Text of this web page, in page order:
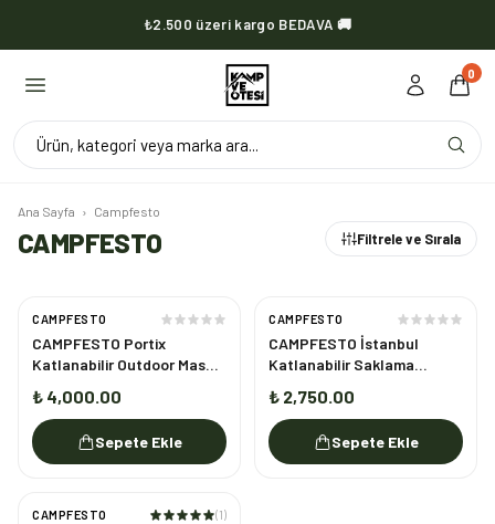
₺2.500 üzeri kargo BEDAVA 🚚
KVOX ürünlerinde kargo her zaman bedava 🔥
0
Ürün, kategori veya marka ara...
Ana Sayfa › Campfesto
CAMPFESTO Filtrele ve Sırala
CAMPFESTO
CAMPFESTO Portix
Katlanabilir Outdoor Masa
& Laptop Masası
₺ 4,000.00
Sepete Ekle
CAMPFESTO
CAMPFESTO İstanbul
Katlanabilir Saklama
Kamp & Araç Depolama
Kutusu
₺ 2,750.00
Sepete Ekle
CAMPFESTO (1)